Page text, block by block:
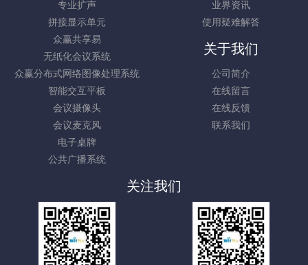
专业扩声
拼接显示单元
众赢共享易
无纸化会议系统
众赢分布式网络图像处理系统
智能交互平板
会议摄像头
会议麦克风
电子桌牌
公共广播系统
业界资讯
使用疑难解答
关于我们
公司简介
在线留言
在线反馈
联系我们
关注我们